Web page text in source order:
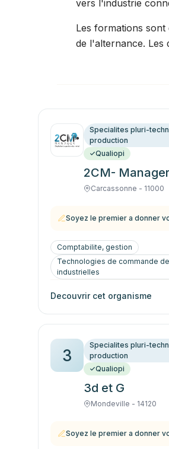
vers l'industrie
Les formations
de l'alternance. Les
Specialites pluri-
production
Qualiopi
2CM- Manager
Carcassonne - 11000
Soyez le premier a donner
Comptabilite, gestion
Technologies de commande
industrielles
Decouvrir cet organisme
3
Specialites pluri-
production
Qualiopi
3d et G
Mondeville - 14120
Soyez le premier a donner